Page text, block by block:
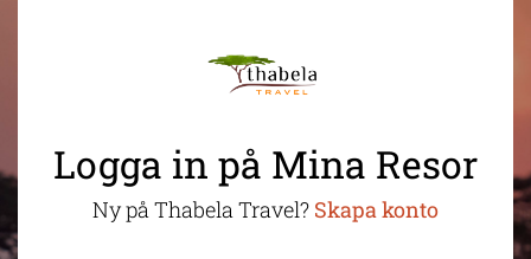
Logga in på Mina Resor
Ny på Thabela Travel? Skapa konto